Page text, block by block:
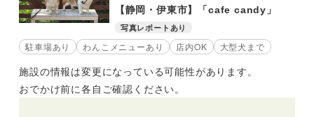
【静岡・伊東市】「cafe candy」
写真レポートあり
駐車場あり わんこメニューあり 店内OK 大型犬まで
施設の情報は変更になっている可能性があります。
おでかけ前に各自ご確認ください。